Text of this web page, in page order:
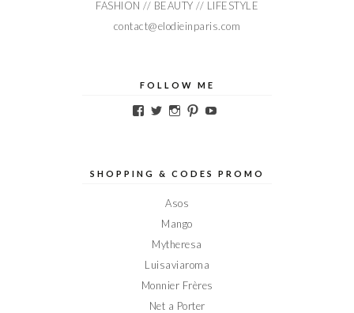
FASHION // BEAUTY // LIFESTYLE
contact@elodieinparis.com
FOLLOW ME
Voir
sur
Voir
sur
Voir
sur
Voir
sur sur
SHOPPING & CODES PROMO
Asos
Mango
Mytheresa
Luisaviaroma
Monnier Frères
Net a Porter